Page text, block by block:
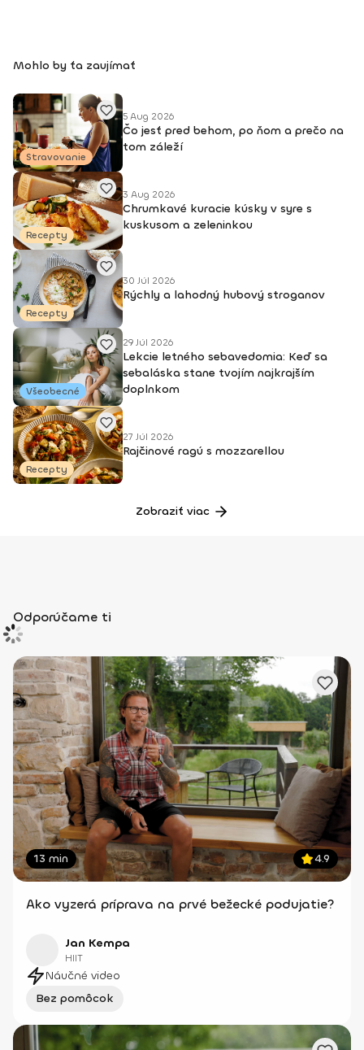
Mohlo by ťa zaujímať
Stravovanie
5 Aug 2026
Čo jesť pred behom, po ňom a prečo na
tom záleží
Recepty
3 Aug 2026
Chrumkavé kuracie kúsky v syre s
kuskusom a zeleninkou
Recepty
30 Júl 2026
Rýchly a lahodný hubový stroganov
Všeobecné
29 Júl 2026
Lekcie letného sebavedomia: Keď sa
sebaláska stane tvojím najkrajším
doplnkom
Recepty
27 Júl 2026
Rajčinové ragú s mozzarellou
Zobraziť viac
Odporúčame ti
13 min 4.9
Ako vyzerá príprava na prvé bežecké podujatie?
Jan Kempa
HIIT
Náučné video
Bez pomôcok